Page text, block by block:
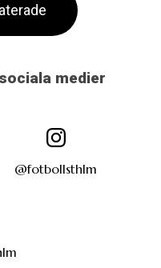
medier
@fotbollsthlm